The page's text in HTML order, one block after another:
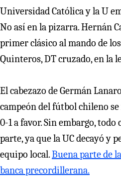
Universidad Católica y la U
No así en la pizarra. Hernán
primer clásico al mando de
Quinteros, DT cruzado, en la
El cabezazo de Germán
campeón del fútbol chileno
0-1 a favor. Sin embargo, todo
parte, ya que la UC decayó y
equipo local.Buena parte de
banca precordillerana.